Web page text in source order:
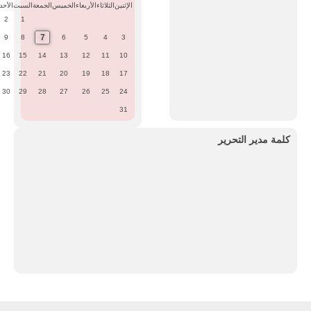
الإثنينالثلاثاءالأربعاءالخميسالجمعةالسبتالأحد
1
2
3
4
5
6
7
8
9
10
11
12
13
14
15
16
17
18
19
20
21
22
23
24
25
26
27
28
29
30
31
كلمة مدير التحرير